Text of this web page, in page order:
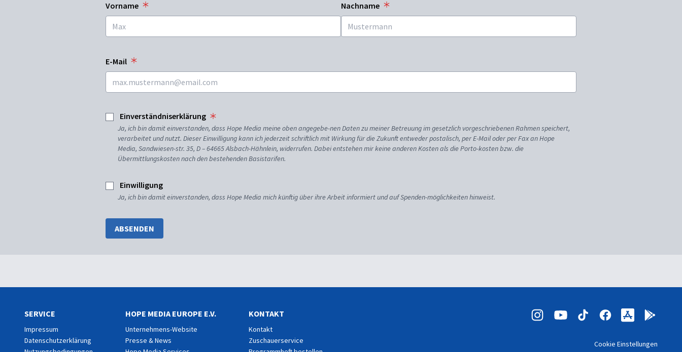
Vorname Nachname
E-Mail
Einverständniserklärung
Ja, ich bin damit einverstanden, dass Hope Media meine oben angegebe-nen Daten zu meiner Betreuung im gesetzlich vorgeschriebenen Rahmen speichert,
verarbeitet und nutzt. Dieser Einwilligung kann ich jederzeit schriftlich mit Wirkung für die Zukunft entweder postalisch, per E-Mail oder per Fax an Hope
Media, Sandwiesen-str. 35, D – 64665 Alsbach-Hähnlein, widerrufen. Dabei entstehen mir keine anderen Kosten als die Porto-kosten bzw. die
Übermittlungskosten nach den bestehenden Basistarifen.
Einwilligung
Ja, ich bin damit einverstanden, dass Hope Media mich künftig über ihre Arbeit informiert und auf Spenden-möglichkeiten hinweist.
ABSENDEN
SERVICE
Impressum
Datenschutzerklärung
HOPE MEDIA EUROPE E.V.
Unternehmens-Website
Presse & News
KONTAKT
Kontakt
Zuschauerservice
Cookie Einstellungen